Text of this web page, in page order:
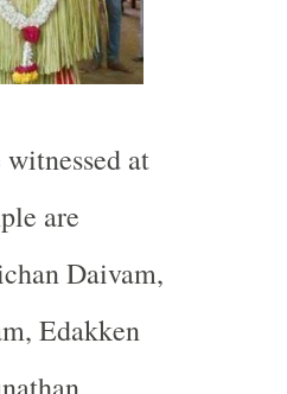
at
are
Daivam,
Edakken